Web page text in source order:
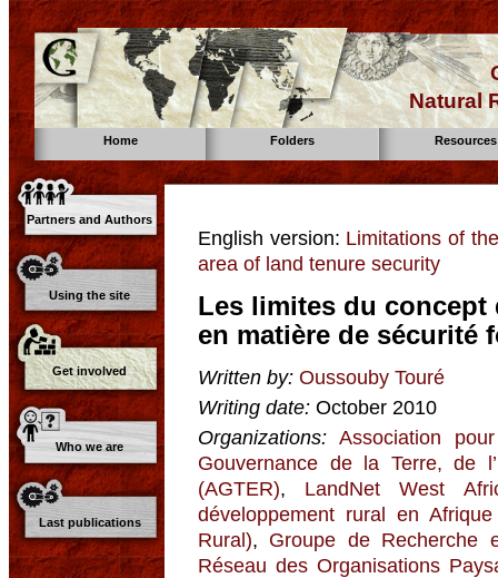
Natural
Home Folders Resources
Partners and Authors
Using the site
Get involved
Who we are
Last publications
English version: Limitations of
area of land tenure security
Les limites du concept
en matière de sécurité
Written by: Oussouby Touré
Writing date: October 2010
Organizations: Association
Gouvernance de la Terre, de
(AGTER), LandNet West
développement rural en
Rural), Groupe de Recherche
Réseau des Organisations